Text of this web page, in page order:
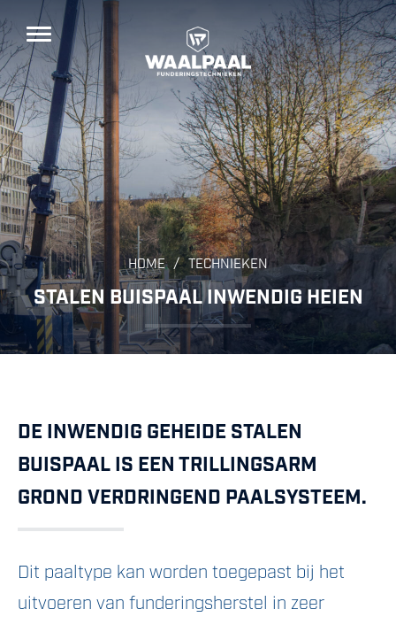
HOME / TECHNIEKEN
STALEN BUISPAAL INWENDIG HEIEN
DE INWENDIG GEHEIDE STALEN
BUISPAAL IS EEN TRILLINGSARM
GROND VERDRINGEND PAALSYSTEEM.
Dit paaltype kan worden toegepast bij het
uitvoeren van funderingsherstel in zeer